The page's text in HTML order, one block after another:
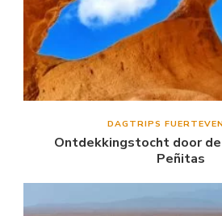
DAGTRIPS
Ontdekkingstocht door
Peñitas